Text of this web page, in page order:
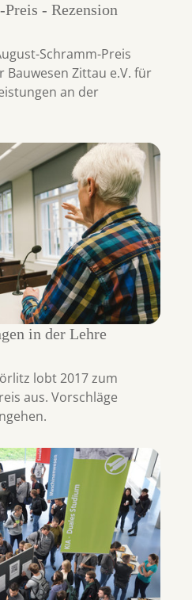
- Rezension
Schramm-Preis
Zittau e.V. für
an der
in der Lehre
lobt 2017 zum
aus. Vorschläge